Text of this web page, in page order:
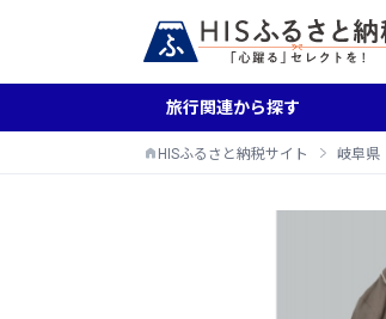
旅行関連から探す
HISふるさと納税サイト 岐阜県